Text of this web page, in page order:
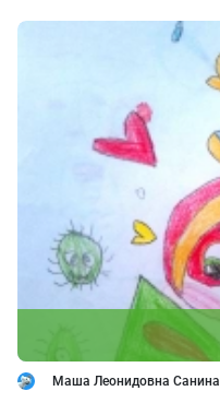
Маша Леонидовна Санина